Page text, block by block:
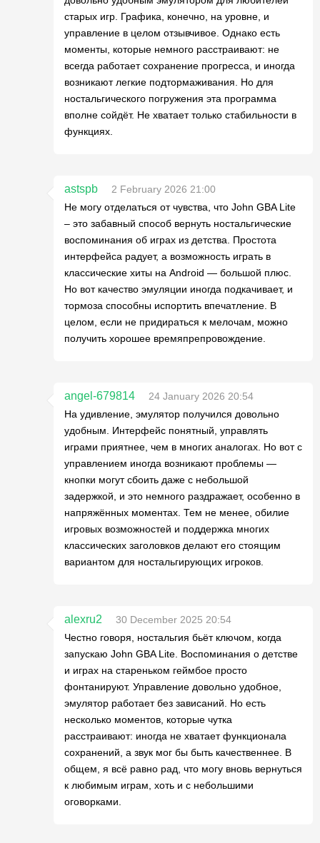
старых игр. Графика, конечно, на уровне, и
управление в целом отзывчивое. Однако есть
моменты, которые немного расстраивают: не
всегда работает сохранение прогресса, и иногда
возникают легкие подтормаживания. Но для
ностальгического погружения эта программа
вполне сойдёт. Не хватает только стабильности в
функциях.
astspb
2 February 2026 21:00
Не могу отделаться от чувства, что John GBA Lite
– это забавный способ вернуть ностальгические
воспоминания об играх из детства. Простота
интерфейса радует, а возможность играть в
классические хиты на Android — большой плюс.
Но вот качество эмуляции иногда подкачивает, и
тормоза способны испортить впечатление. В
целом, если не придираться к мелочам, можно
получить хорошее времяпрепровождение.
angel-679814
24 January 2026 20:54
На удивление, эмулятор получился довольно
удобным. Интерфейс понятный, управлять
играми приятнее, чем в многих аналогах. Но вот с
управлением иногда возникают проблемы —
кнопки могут сбоить даже с небольшой
задержкой, и это немного раздражает, особенно в
напряжённых моментах. Тем не менее, обилие
игровых возможностей и поддержка многих
классических заголовков делают его стоящим
вариантом для ностальгирующих игроков.
alexru2
30 December 2025 20:54
Честно говоря, ностальгия бьёт ключом, когда
запускаю John GBA Lite. Воспоминания о детстве
и играх на стареньком геймбое просто
фонтанируют. Управление довольно удобное,
эмулятор работает без зависаний. Но есть
несколько моментов, которые чутка
расстраивают: иногда не хватает функционала
сохранений, а звук мог бы быть качественнее. В
общем, я всё равно рад, что могу вновь вернуться
к любимым играм, хоть и с небольшими
оговорками.